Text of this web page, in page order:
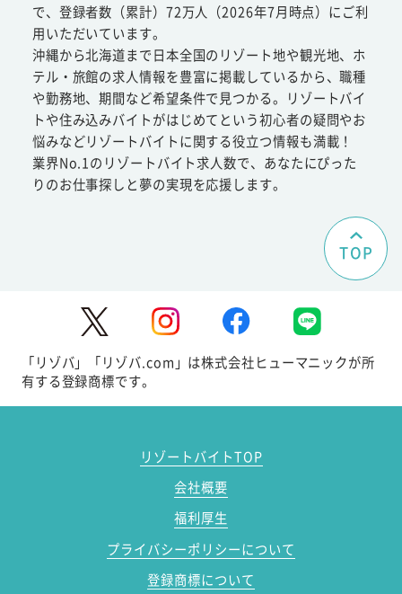
で、登録者数（累計）72万人（2026年7月時点）にご利
用いただいています。
沖縄から北海道まで日本全国のリゾート地や観光地、ホ
テル・旅館の求人情報を豊富に掲載しているから、職種
や勤務地、期間など希望条件で見つかる。リゾートバイ
トや住み込みバイトがはじめてという初心者の疑問やお
悩みなどリゾートバイトに関する役立つ情報も満載！
業界No.1のリゾートバイト求人数で、あなたにぴった
りのお仕事探しと夢の実現を応援します。
TOP
「リゾバ」「リゾバ.com」は株式会社ヒューマニックが所
有する登録商標です。
リゾートバイトTOP
会社概要
福利厚生
プライバシーポリシーについて
登録商標について